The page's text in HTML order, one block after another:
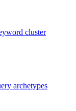
cluster
archetypes